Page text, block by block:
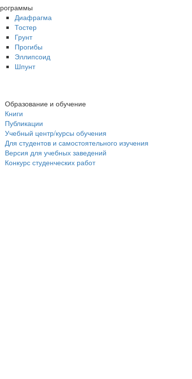
Диафрагма
Тостер
Грунт
Прогибы
Эллипсоид
Шпунт
Образование и обучение
Книги
Публикации
Учебный центр/курсы обучения
Для студентов и самостоятельного изучения
Версия для учебных заведений
Конкурс студенческих работ